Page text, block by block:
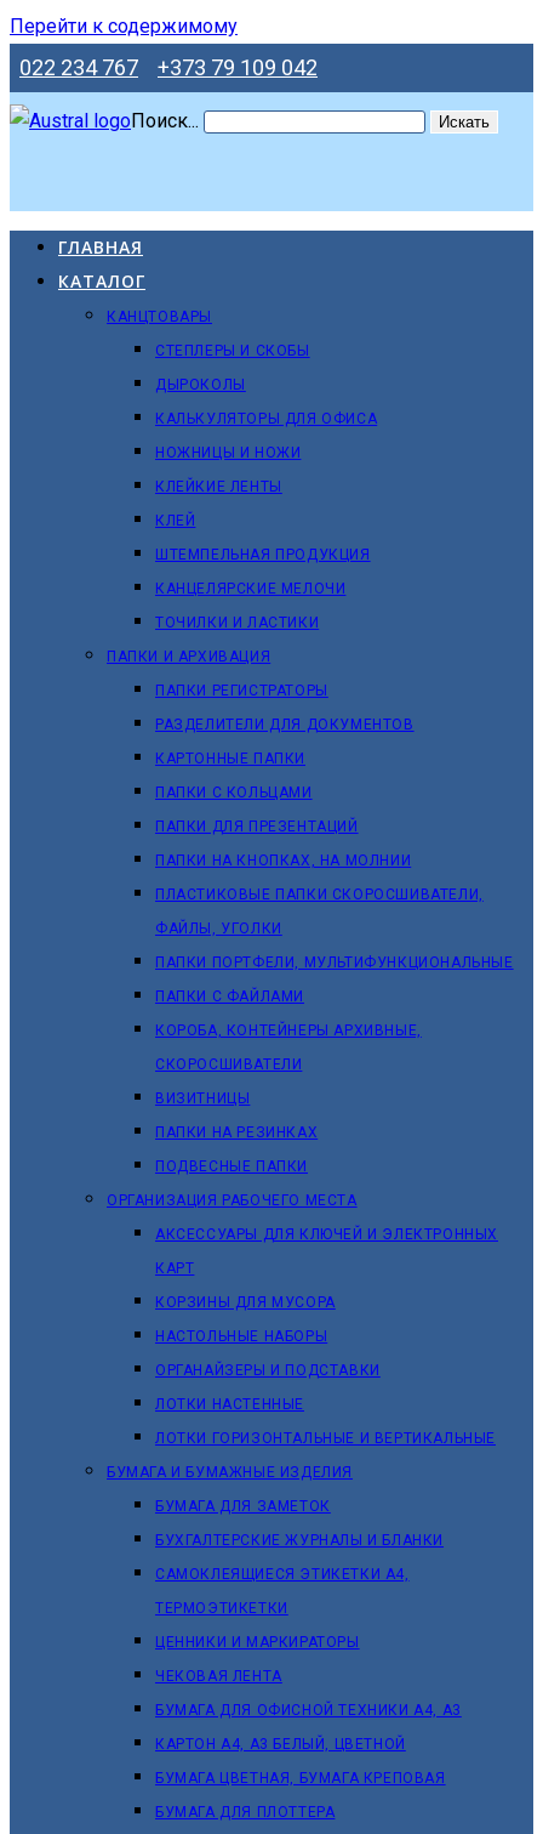
Перейти к содержимому
022 234 767 +373 79 109 042
Поиск... Искать
ГЛАВНАЯ
КАТАЛОГ
КАНЦТОВАРЫ
СТЕПЛЕРЫ И СКОБЫ
ДЫРОКОЛЫ
КАЛЬКУЛЯТОРЫ ДЛЯ ОФИСА
НОЖНИЦЫ И НОЖИ
КЛЕЙКИЕ ЛЕНТЫ
КЛЕЙ
ШТЕМПЕЛЬНАЯ ПРОДУКЦИЯ
КАНЦЕЛЯРСКИЕ МЕЛОЧИ
ТОЧИЛКИ И ЛАСТИКИ
ПАПКИ И АРХИВАЦИЯ
ПАПКИ РЕГИСТРАТОРЫ
РАЗДЕЛИТЕЛИ ДЛЯ ДОКУМЕНТОВ
КАРТОННЫЕ ПАПКИ
ПАПКИ С КОЛЬЦАМИ
ПАПКИ ДЛЯ ПРЕЗЕНТАЦИЙ
ПАПКИ НА КНОПКАХ, НА МОЛНИИ
ПЛАСТИКОВЫЕ ПАПКИ СКОРОСШИВАТЕЛИ,
ФАЙЛЫ, УГОЛКИ
ПАПКИ ПОРТФЕЛИ, МУЛЬТИФУНКЦИОНАЛЬНЫЕ
ПАПКИ С ФАЙЛАМИ
КОРОБА, КОНТЕЙНЕРЫ АРХИВНЫЕ,
СКОРОСШИВАТЕЛИ
ВИЗИТНИЦЫ
ПАПКИ НА РЕЗИНКАХ
ПОДВЕСНЫЕ ПАПКИ
ОРГАНИЗАЦИЯ РАБОЧЕГО МЕСТА
АКСЕССУАРЫ ДЛЯ КЛЮЧЕЙ И ЭЛЕКТРОННЫХ
КАРТ
КОРЗИНЫ ДЛЯ МУСОРА
НАСТОЛЬНЫЕ НАБОРЫ
ОРГАНАЙЗЕРЫ И ПОДСТАВКИ
ЛОТКИ НАСТЕННЫЕ
ЛОТКИ ГОРИЗОНТАЛЬНЫЕ И ВЕРТИКАЛЬНЫЕ
БУМАГА И БУМАЖНЫЕ ИЗДЕЛИЯ
БУМАГА ДЛЯ ЗАМЕТОК
БУХГАЛТЕРСКИЕ ЖУРНАЛЫ И БЛАНКИ
САМОКЛЕЯЩИЕСЯ ЭТИКЕТКИ А4,
ТЕРМОЭТИКЕТКИ
ЦЕННИКИ И МАРКИРАТОРЫ
ЧЕКОВАЯ ЛЕНТА
БУМАГА ДЛЯ ОФИСНОЙ ТЕХНИКИ А4, А3
КАРТОН А4, А3 БЕЛЫЙ, ЦВЕТНОЙ
БУМАГА ЦВЕТНАЯ, БУМАГА КРЕПОВАЯ
БУМАГА ДЛЯ ПЛОТТЕРА